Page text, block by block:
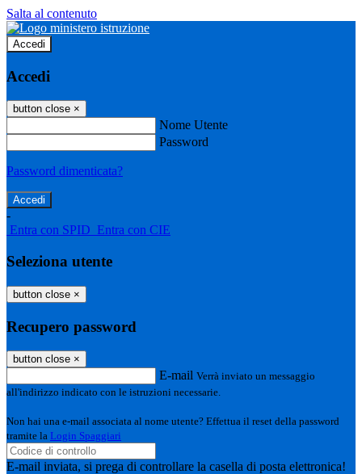
Salta al contenuto
Accedi
Accedi
button close ×
Nome Utente
Password
Password dimenticata?
-
Entra con SPID Entra con CIE
Seleziona utente
button close ×
Recupero password
button close ×
E-mail Verrà inviato un messaggio
all'indirizzo indicato con le istruzioni necessarie.
Non hai una e-mail associata al nome utente? Effettua il reset della password
tramite la Login Spaggiari
E-mail inviata, si prega di controllare la casella di posta elettronica!